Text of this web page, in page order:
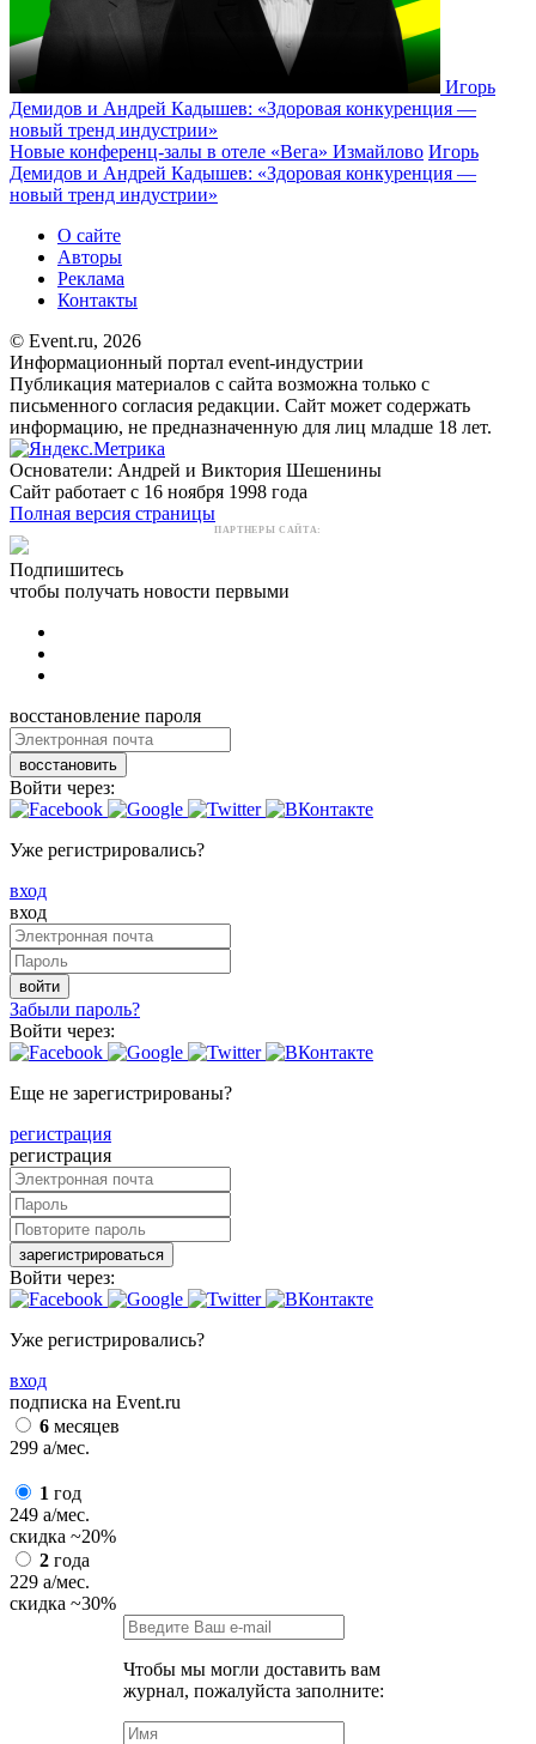
Игорь
Демидов и Андрей Кадышев: «Здоровая конкуренция —
новый тренд индустрии»
Новые конференц-залы в отеле «Вега» Измайлово Игорь
Демидов и Андрей Кадышев: «Здоровая конкуренция —
новый тренд индустрии»
О сайте
Авторы
Реклама
Контакты
© Event.ru, 2026
Информационный портал event-индустрии
Публикация материалов с сайта возможна только с
письменного согласия редакции. Сайт может содержать
информацию, не предназначенную для лиц младше 18 лет.
Основатели: Андрей и Виктория Шешенины
Сайт работает с 16 ноября 1998 года
Полная версия страницы
ПАРТНЕРЫ САЙТА:
Подпишитесь
чтобы получать новости первыми
восстановление пароля
восстановить
Войти через:
Уже регистрировались?
вход
вход
войти
Забыли пароль?
Войти через:
Еще не зарегистрированы?
регистрация
регистрация
зарегистрироваться
Войти через:
Уже регистрировались?
вход
подписка на Event.ru
6 месяцев
299 a/мес.
1 год
249 a/мес.
скидка ~20%
2 года
229 a/мес.
скидка ~30%
Чтобы мы могли доставить вам
журнал, пожалуйста заполните: